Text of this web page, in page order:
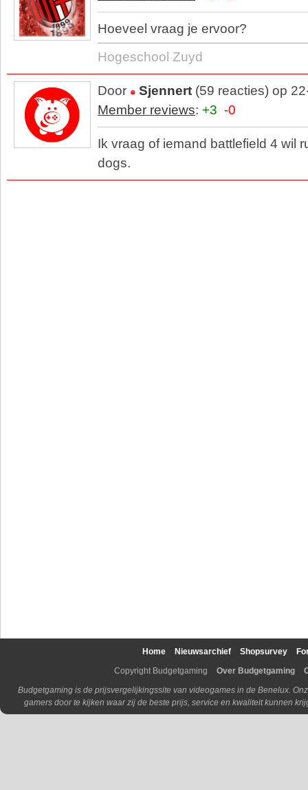
Hoeveel vraag je ervoor?
Hogeschool Zuyd
Door Sjennert (59 reacties) op
Member reviews: +3 -0
Ik vraag of iemand battlefield 4 wil
dogs.
Home Nieuwsarchief Shopsurvey
Copyright Budgetgaming
Over Budgetgaming
Budgetgaming is de prijsvergelijkingssite van videogames in de Benelux.
gamers door te kijken waar zij de beste prijs, service en kwaliteit kunnen